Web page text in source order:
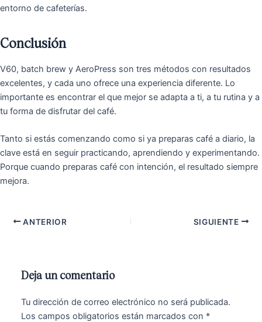
entorno de cafeterías.
Conclusión
V60, batch brew y AeroPress son tres métodos con resultados
excelentes, y cada uno ofrece una experiencia diferente. Lo
importante es encontrar el que mejor se adapta a ti, a tu rutina y a
tu forma de disfrutar del café.
Tanto si estás comenzando como si ya preparas café a diario, la
clave está en seguir practicando, aprendiendo y experimentando.
Porque cuando preparas café con intención, el resultado siempre
mejora.
ANTERIOR SIGUIENTE
Deja un comentario
Tu dirección de correo electrónico no será publicada.
Los campos obligatorios están marcados con *